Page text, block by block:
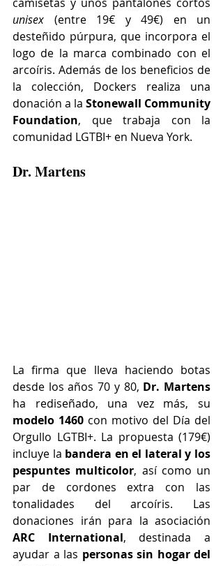
unisex (entre 19€ y 49€) en un
desteñido púrpura, que incorpora el
logo de la marca combinado con el
arcoíris. Además de los beneficios de
la colección, Dockers realiza una
donación a la Stonewall Community
Foundation, que trabaja con la
comunidad LGTBI+ en Nueva York.
Dr. Martens
La firma que lleva haciendo botas
desde los años 70 y 80,
modelo 1460 con motivo del Día del
Orgullo LGTBI+. La propuesta (179€)
incluye la bandera en el lateral y los
pespuntes multicolor, así como un
par de cordones extra con las
tonalidades del arcoíris. Las
ARC International, destinada a
ayudar a las personas sin hogar del